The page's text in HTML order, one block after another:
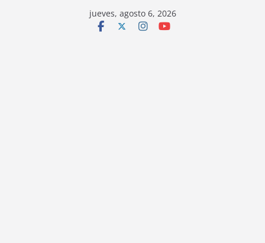
jueves, agosto 6, 2026